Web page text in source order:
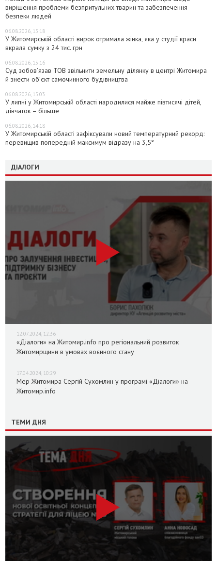
вирішення проблеми безпритульних тварин та забезпечення
безпеки людей
06.08.2026, 15:18
У Житомирській області вирок отримала жінка, яка у студії краси
вкрала сумку з 24 тис. грн
06.08.2026, 15:16
Суд зобов’язав ТОВ звільнити земельну ділянку в центрі Житомира
й знести об’єкт самочинного будівництва
06.08.2026, 15:03
У липні у Житомирській області народилися майже півтисячі дітей,
дівчаток – більше
06.08.2026, 14:18
У Житомирській області зафіксували новий температурний рекорд:
перевищив попередній максимум відразу на 3,5°
ДІАЛОГИ
12.07.2024, 12:36
«Діалоги» на Житомир.info про регіональний розвиток
Житомирщини в умовах воєнного стану
17.04.2024, 10:29
Мер Житомира Сергій Сухомлин у програмі «Діалоги» на
Житомир.info
ТЕМИ ДНЯ